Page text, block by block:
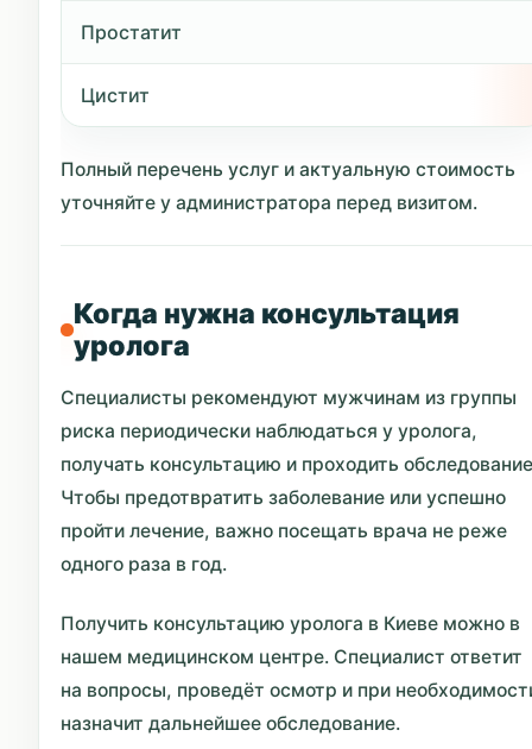
Простатит
Цистит
Полный перечень услуг и актуальную стоимость
уточняйте у администратора перед визитом.
Когда нужна консультация
уролога
Специалисты рекомендуют мужчинам из группы
риска периодически наблюдаться у уролога,
получать консультацию и проходить
Чтобы предотвратить заболевание или успешно
пройти лечение, важно посещать врача не реже
одного раза в год.
Получить консультацию уролога в Киеве можно в
нашем медицинском центре. Специалист ответит
на вопросы, проведёт осмотр и при
назначит дальнейшее обследование.